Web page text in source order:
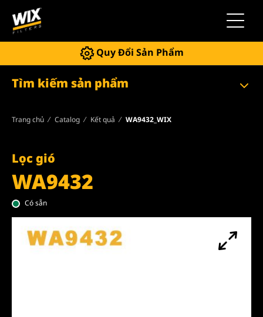
Quy Đổi Sản Phẩm
Tìm kiếm sản phẩm
Trang chủ Catalog Kết quả WA9432_WIX
Lọc gió
WA9432
Có sẵn